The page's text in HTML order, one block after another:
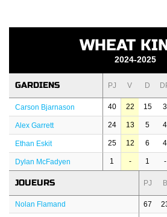
WHEAT
2024-2025
GARDIENS PJ V D
Carson Bjarnason 40 22 15 3
Alex Garrett 24 13 5 4
Ethan Eskit 25 12 6 4
Dylan McFadyen 1 - 1 -
JOUEURS PJ B
Nolan Flamand 67